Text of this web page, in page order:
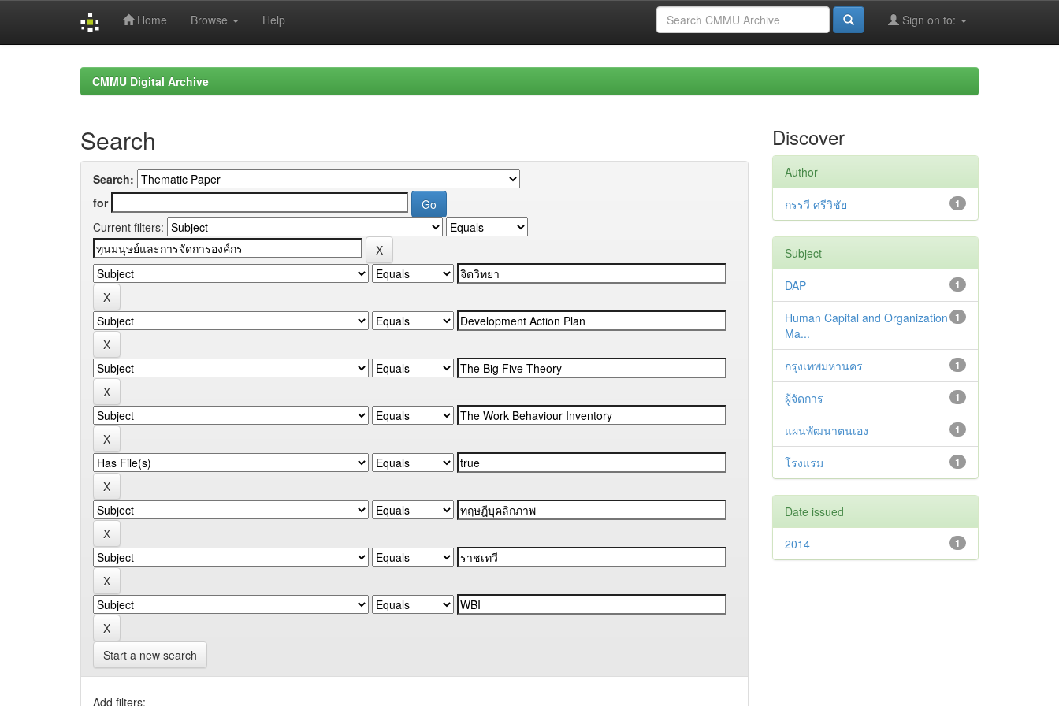
Home Browse Help Sign on to:
CMMU Digital Archive
Search
Search:
for
Current filters:
Start a new search
Add filters:
Discover
Author
1
กรรวี ศรีวิชัย
Subject
1
DAP
1
Human Capital and Organization
Ma...
1
กรุงเทพมหานคร
1
ผู้จัดการ
1
แผนพัฒนาตนเอง
1
โรงแรม
Date issued
1
2014